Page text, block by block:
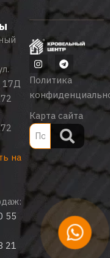
17Д
на
55
21
Политика
Карта сайта